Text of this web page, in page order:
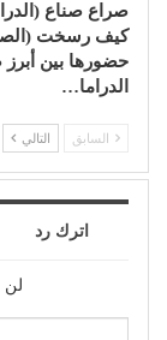
صراع صناع
كيف رسخت
حضورها بين أبرز
الدراما…
السابق التالي
اترك رد
لن